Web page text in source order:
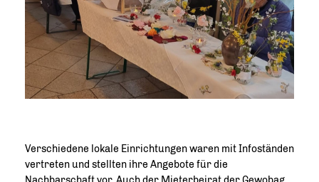
Verschiedene lokale Einrichtungen waren mit Infoständen
vertreten und stellten ihre Angebote für die